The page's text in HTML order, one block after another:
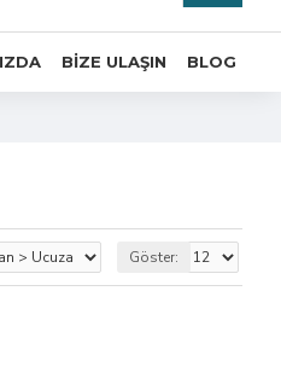
BIZE ULAŞIN BLOG
Göster: